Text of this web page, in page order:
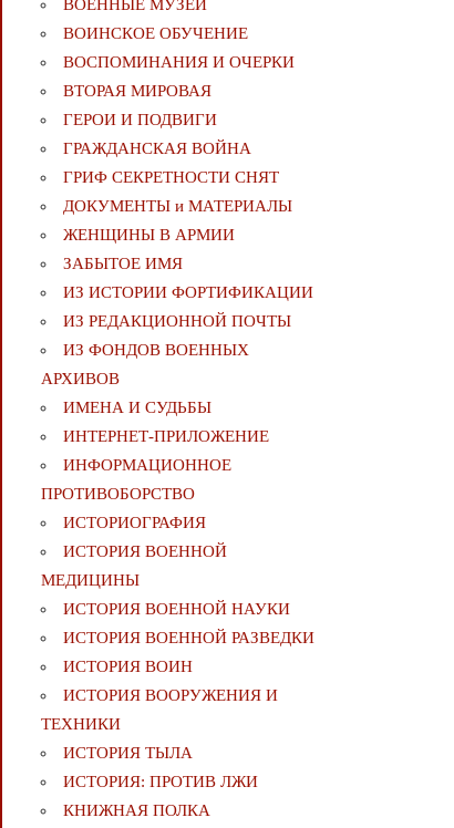
ВОЕННЫЕ МУЗЕИ
ВОИНСКОЕ ОБУЧЕНИЕ
ВОСПОМИНАНИЯ И ОЧЕРКИ
ВТОРАЯ МИРОВАЯ
ГЕРОИ И ПОДВИГИ
ГРАЖДАНСКАЯ ВОЙНА
ГРИФ СЕКРЕТНОСТИ СНЯТ
ДОКУМЕНТЫ и МАТЕРИАЛЫ
ЖЕНЩИНЫ В АРМИИ
ЗАБЫТОЕ ИМЯ
ИЗ ИСТОРИИ ФОРТИФИКАЦИИ
ИЗ РЕДАКЦИОННОЙ ПОЧТЫ
ИЗ ФОНДОВ ВОЕННЫХ
АРХИВОВ
ИМЕНА И СУДЬБЫ
ИНТЕРНЕТ-ПРИЛОЖЕНИЕ
ИНФОРМАЦИОННОЕ
ПРОТИВОБОРСТВО
ИСТОРИОГРАФИЯ
ИСТОРИЯ ВОЕННОЙ
МЕДИЦИНЫ
ИСТОРИЯ ВОЕННОЙ НАУКИ
ИСТОРИЯ ВОЕННОЙ РАЗВЕДКИ
ИСТОРИЯ ВОИН
ИСТОРИЯ ВООРУЖЕНИЯ И
ТЕХНИКИ
ИСТОРИЯ ТЫЛА
ИСТОРИЯ: ПРОТИВ ЛЖИ
КНИЖНАЯ ПОЛКА